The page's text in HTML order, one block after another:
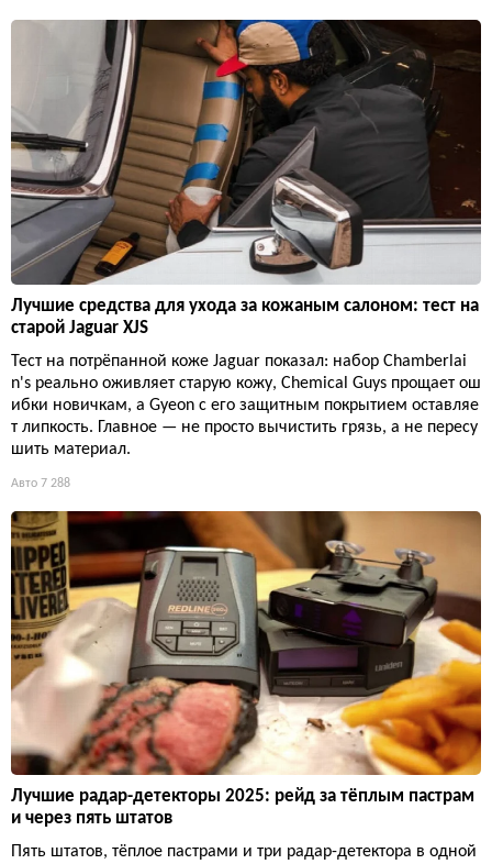
Лучшие средства для ухода за кожаным салоном: тест на
старой Jaguar XJS
Тест на потрёпанной коже Jaguar показал: набор Chamberlai
n's реально оживляет старую кожу, Chemical Guys прощает ош
ибки новичкам, а Gyeon с его защитным покрытием оставляе
т липкость. Главное — не просто вычистить грязь, а не пересу
шить материал.
Авто 7 288
Лучшие радар-детекторы 2025: рейд за тёплым пастрам
и через пять штатов
Пять штатов, тёплое пастрами и три радар-детектора в одной